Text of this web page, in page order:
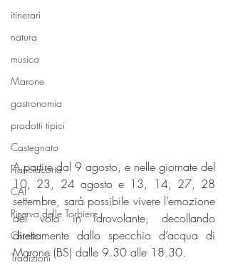
itinerari
natura
musica
Marone
gastronomia
prodotti tipici
Castegnato
Franciacorta
CAI
Riserva delle Torbiere
Chiese
Tradizioni
A partire dal 9 agosto, e nelle giornate del
10, 23, 24 agosto e 13, 14, 27, 28
settembre, sarà possibile vivere l’emozione
del volo in idrovolante, decollando
direttamente dallo specchio d’acqua di
Marone (BS) dalle 9.30 alle 18.30.